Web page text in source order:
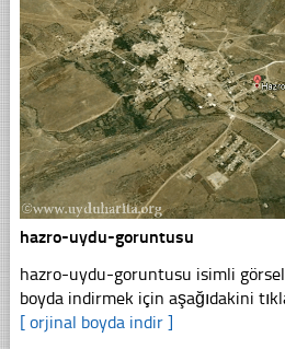
hazro-uydu-goruntusu
hazro-uydu-goruntusu isimli
boyda indirmek için aşağıdakini
[ orjinal boyda indir ]